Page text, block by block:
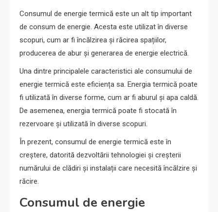
Consumul de energie termică este un alt tip important
de consum de energie. Acesta este utilizat în diverse
scopuri, cum ar fi încălzirea și răcirea spațiilor,
producerea de abur și generarea de energie electrică.
Una dintre principalele caracteristici ale consumului de
energie termică este eficiența sa. Energia termică poate
fi utilizată în diverse forme, cum ar fi aburul și apa caldă.
De asemenea, energia termică poate fi stocată în
rezervoare și utilizată în diverse scopuri.
În prezent, consumul de energie termică este în
creștere, datorită dezvoltării tehnologiei și creșterii
numărului de clădiri și instalații care necesită încălzire și
răcire.
Consumul de energie